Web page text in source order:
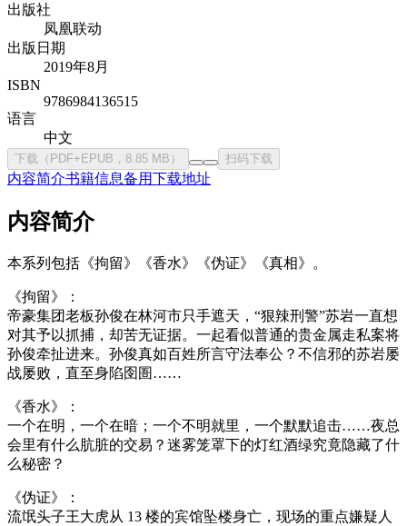
出版社
凤凰联动
出版日期
2019年8月
ISBN
9786984136515
语言
中文
下载（PDF+EPUB，8.85 MB） 扫码下载
内容简介书籍信息备用下载地址
内容简介
本系列包括《拘留》《香水》《伪证》《真相》。
《拘留》：
帝豪集团老板孙俊在林河市只手遮天，“狠辣刑警”苏岩一直想
对其予以抓捕，却苦无证据。一起看似普通的贵金属走私案将
孙俊牵扯进来。孙俊真如百姓所言守法奉公？不信邪的苏岩屡
战屡败，直至身陷囹圄……
《香水》：
一个在明，一个在暗；一个不明就里，一个默默追击……夜总
会里有什么肮脏的交易？迷雾笼罩下的灯红酒绿究竟隐藏了什
么秘密？
《伪证》：
流氓头子王大虎从 13 楼的宾馆坠楼身亡，现场的重点嫌疑人